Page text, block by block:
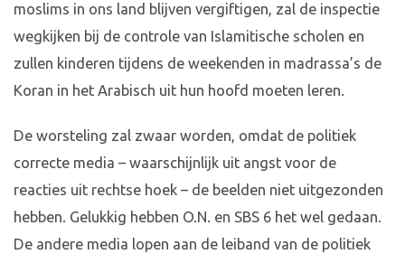
moslims in ons land blijven vergiftigen, zal de inspectie
wegkijken bij de controle van Islamitische scholen en
zullen kinderen tijdens de weekenden in madrassa’s de
Koran in het Arabisch uit hun hoofd moeten leren.
De worsteling zal zwaar worden, omdat de politiek
correcte media – waarschijnlijk uit angst voor de
reacties uit rechtse hoek – de beelden niet uitgezonden
hebben. Gelukkig hebben O.N. en SBS 6 het wel gedaan.
De andere media lopen aan de leiband van de politiek